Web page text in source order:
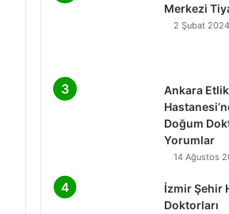
Merkezi
2 Şubat 2024
Ankara
Doğum
Yorumlar
14 Ağustos
İzmir Şehir
Doktorları